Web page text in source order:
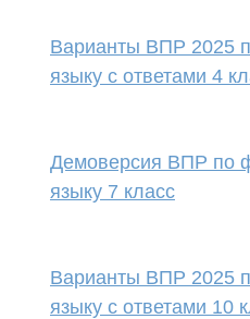
Варианты ВПР 2025
языку с ответами 4
Демоверсия ВПР по
языку 7 класс
Варианты ВПР 2025
языку с ответами 10